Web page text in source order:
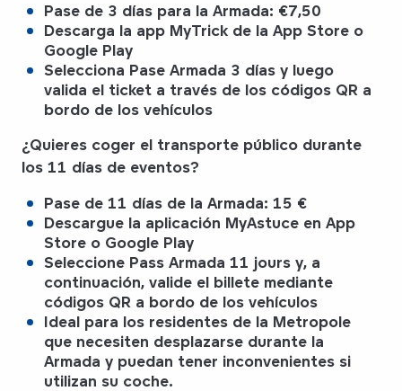
Pase de 3 días para la Armada: €7,50
Descarga la app MyTrickde la App Store o
Google Play
Selecciona Pase Armada 3 díasy luego
valida el ticket a través de los códigos QR a
bordo de los vehículos
¿Quieres coger el transporte público durante
los 11 días de eventos?
Pase de 11 días de la Armada: 15 €
Descargue la aplicación MyAstuce en App
Store o Google Play
Seleccione Pass Armada 11 joursy, a
continuación, valide el billete mediante
códigos QR a bordo de los vehículos
Ideal para los residentes de la Metropole
que necesiten desplazarse durante la
Armada y puedan tener inconvenientes si
utilizan su coche.